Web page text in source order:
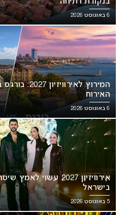
בנקודת רתיחה
6 באוגוסט 2026
המירוץ
האירוח
6 באוגוסט 2026
אירוויזיון 2027
בישראל
5 באוגוסט 2026